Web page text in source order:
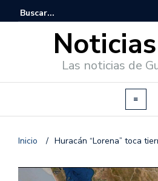
Las noticias de
Inicio / Huracán “Lorena” toca